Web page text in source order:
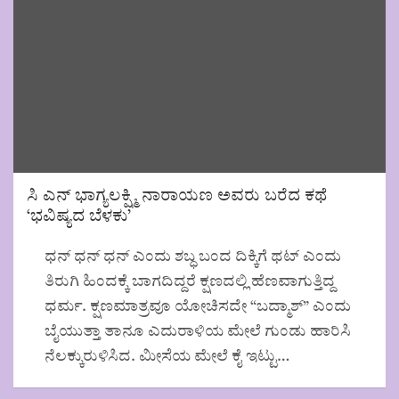
ಸಿ ಎನ್ ಭಾಗ್ಯಲಕ್ಷ್ಮಿ ನಾರಾಯಣ ಅವರು ಬರೆದ ಕಥೆ
‘ಭವಿಷ್ಯದ ಬೆಳಕು’
ಧನ್ ಧನ್ ಧನ್ ಎಂದು ಶಬ್ಧ ಬಂದ ದಿಕ್ಕಿಗೆ ಥಟ್ ಎಂದು
ತಿರುಗಿ ಹಿಂದಕ್ಕೆ ಬಾಗದಿದ್ದರೆ ಕ್ಷಣದಲ್ಲಿ ಹೆಣವಾಗುತ್ತಿದ್ದ
ಧರ್ಮ. ಕ್ಷಣಮಾತ್ರವೂ ಯೋಚಿಸದೇ “ಬದ್ಮಾಶ್” ಎಂದು
ಬೈಯುತ್ತಾ ತಾನೂ ಎದುರಾಳಿಯ ಮೇಲೆ ಗುಂಡು ಹಾರಿಸಿ
ನೆಲಕ್ಕುರುಳಿಸಿದ. ಮೀಸೆಯ ಮೇಲೆ ಕೈ ಇಟ್ಟು…